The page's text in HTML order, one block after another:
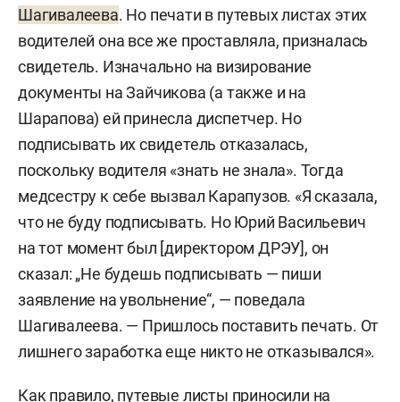
Шагивалеева. Но печати в путевых листах этих
водителей она все же проставляла, призналась
свидетель. Изначально на визирование
документы на Зайчикова (а также и на
Шарапова) ей принесла диспетчер. Но
подписывать их свидетель отказалась,
поскольку водителя «знать не знала». Тогда
медсестру к себе вызвал Карапузов. «Я сказала,
что не буду подписывать. Но Юрий Васильевич
на тот момент был [директором ДРЭУ], он
сказал: „Не будешь подписывать — пиши
заявление на увольнение“, — поведала
Шагивалеева. — Пришлось поставить печать. От
лишнего заработка еще никто не отказывался».
Как правило, путевые листы приносили на